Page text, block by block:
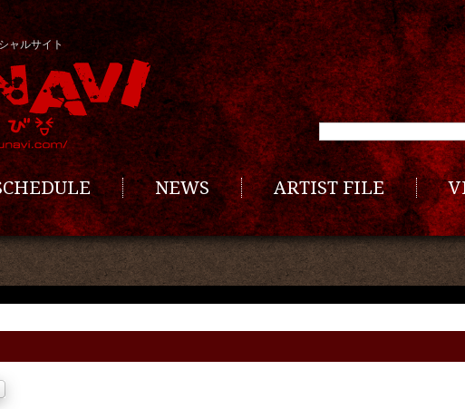
ャルサイト
NEWS ARTIST FILE